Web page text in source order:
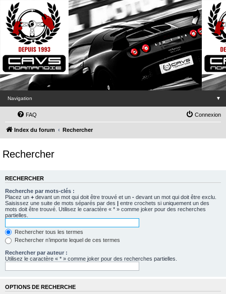
Navigation ▼
FAQ Connexion
Index du forum Rechercher
Rechercher
RECHERCHER
Recherche par mots-clés :
Placez un + devant un mot qui doit être trouvé et un - devant un mot qui doit être exclu.
Saisissez une suite de mots séparés par des | entre crochets si uniquement un des
mots doit être trouvé. Utilisez le caractère « * » comme joker pour des recherches
partielles.
Rechercher tous les termes
Rechercher n’importe lequel de ces termes
Rechercher par auteur :
Utilisez le caractère « * » comme joker pour des recherches partielles.
OPTIONS DE RECHERCHE